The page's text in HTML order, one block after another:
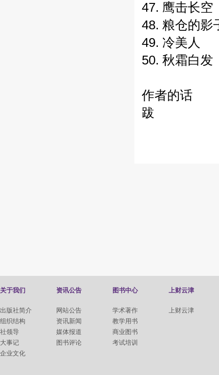
47. 鹰击长空
48. 粮仓的影
49. 冷美人
50. 秋霜白发
作者的话
跋
关于我们
出版社简介
组织结构
社领导
大事记
企业文化
资讯公告
网站公告
资讯新闻
媒体报道
图书评论
图书中心
学术著作
教学用书
商业图书
考试培训
上财云津
上财云津